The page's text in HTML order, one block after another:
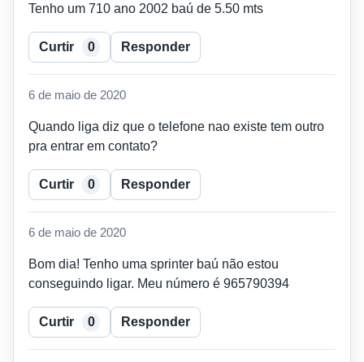
Tenho um 710 ano 2002 baú de 5.50 mts
Curtir 0 Responder
6 de maio de 2020
Quando liga diz que o telefone nao existe tem outro
pra entrar em contato?
Curtir 0 Responder
6 de maio de 2020
Bom dia! Tenho uma sprinter baú não estou
conseguindo ligar. Meu número é 965790394
Curtir 0 Responder